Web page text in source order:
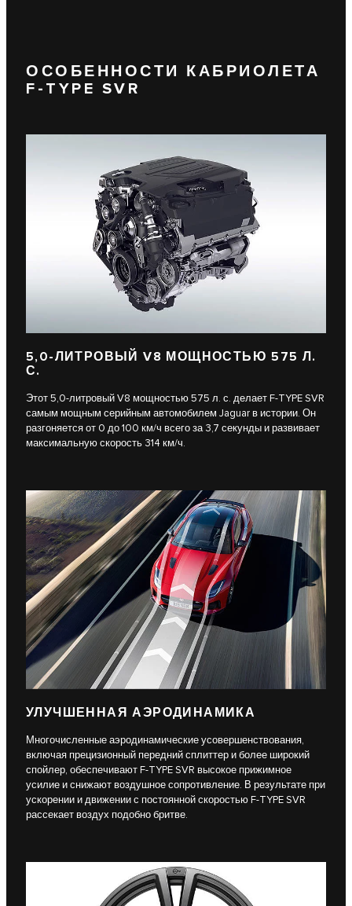
ОСОБЕННОСТИ КАБРИОЛЕТА
F-TYPE SVR
5,0-ЛИТРОВЫЙ V8 МОЩНОСТЬЮ 575 Л.
С.
Этот 5,0-литровый V8 мощностью 575 л. с. делает F-TYPE SVR
самым мощным серийным автомобилем Jaguar в истории. Он
разгоняется от 0 до 100 км/ч всего за 3,7 секунды и развивает
максимальную скорость 314 км/ч.
УЛУЧШЕННАЯ АЭРОДИНАМИКА
Многочисленные аэродинамические усовершенствования,
включая прецизионный передний сплиттер и более широкий
спойлер, обеспечивают F-TYPE SVR высокое прижимное
усилие и снижают воздушное сопротивление. В результате при
ускорении и движении с постоянной скоростью F-TYPE SVR
рассекает воздух подобно бритве.